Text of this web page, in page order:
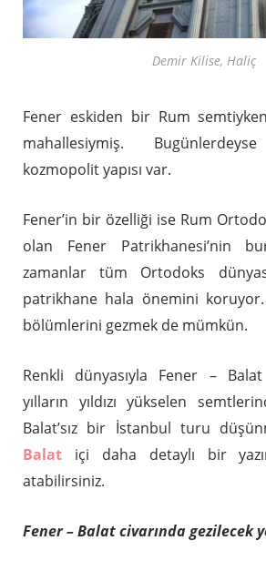
Demir Kilise, Haliç
Fener eskiden bir Rum
mahallesiymiş.
kozmopolit yapısı var.
Fener’in bir özelliği ise Rum
olan Fener Patrikhanesi’nin
zamanlar tüm Ortodoks
patrikhane hala önemini
bölümlerini gezmek de mümkün.
Renkli dünyasıyla Fener –
yılların yıldızı yükselen
Balat’sız bir İstanbul turu
Balat içi daha detaylı bir
atabilirsiniz.
Fener – Balat civarında gezilecek